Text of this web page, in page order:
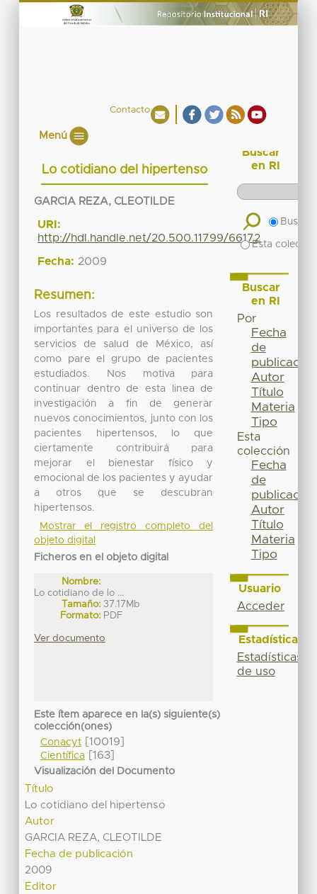
Contacto
Menú
Lo cotidiano del hipertenso
GARCIA REZA, CLEOTILDE
URI:
http://hdl.handle.net/20.500.11799/66172
Fecha: 2009
Resumen:
Los resultados de este estudio son
importantes para el universo de los
servicios de salud de México, así
como pare el grupo de pacientes
estudiados. Nos motiva para
continuar dentro de esta linea de
investigación a fin de generar
nuevos conocimientos, junto con los
pacientes hipertensos, lo que
ciertamente contribuirá para
mejorar el bienestar físico y
emocional de los pacientes y ayudar
a otros que se descubran
hipertensos.
Mostrar el registro completo del
objeto digital
Ficheros en el objeto digital
Nombre:
Lo cotidiano de lo ...
Tamaño: 37.17Mb
Formato: PDF
Ver documento
Este ítem aparece en la(s) siguiente(s)
colección(ones)
Conacyt[10019]
Científica[163]
Visualización del Documento
Título
Lo cotidiano del hipertenso
Autor
GARCIA REZA, CLEOTILDE
Fecha de publicación
2009
Editor
Buscar
en RI
Buscar
Esta
Buscar
en RI
Por
Fecha
de
publicación
Autor
Título
Materia
Tipo
Esta
colección
Fecha
de
publicación
Autor
Título
Materia
Tipo
Usuario
Acceder
Estadísticas
Estadísticas
de uso